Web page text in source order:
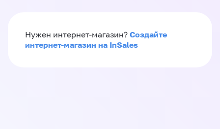
Нужен интернет-магазин? Создайте
интернет-магазин на InSales